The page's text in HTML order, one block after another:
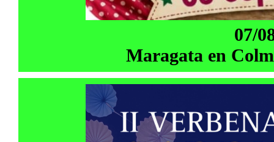
07/
Maragata en